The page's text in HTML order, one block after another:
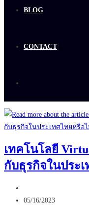
BLOG
CONTACT
เทคโนโลยี
กับธุรกิจในประ
author:
Post
05/16/2023